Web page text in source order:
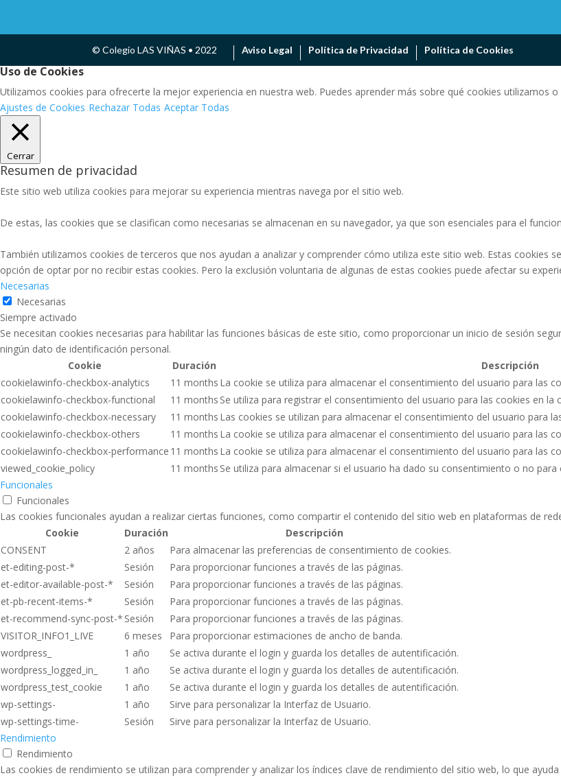
© Colegio LAS VIÑAS • 2022 Aviso Legal Política de Privacidad Política de Cookies
Uso de Cookies
Utilizamos cookies para ofrecerte la mejor experiencia en nuestra web. Puedes aprender más sobre qué cookies utilizamos
Ajustes de Cookies Rechazar Todas Aceptar Todas
Cerrar
Resumen de privacidad
Este sitio web utiliza cookies para mejorar su experiencia mientras navega por el sitio web.
De estas, las cookies que se clasifican como necesarias se almacenan en su navegador, ya que son esenciales para el
También utilizamos cookies de terceros que nos ayudan a analizar y comprender cómo utiliza este sitio web. Estas cookies
opción de optar por no recibir estas cookies. Pero la exclusión voluntaria de algunas de estas cookies puede afectar su
Necesarias
Necesarias
Siempre activado
Se necesitan cookies necesarias para habilitar las funciones básicas de este sitio, como proporcionar un inicio de sesión
ningún dato de identificación personal.
Cookie
Duración
Descripción
cookielawinfo-checkbox-analytics
11 months La cookie se utiliza para almacenar el consentimiento del usuario para las
cookielawinfo-checkbox-functional
11 months Se utiliza para registrar el consentimiento del usuario para las cookies en la
cookielawinfo-checkbox-necessary
11 months Las cookies se utilizan para almacenar el consentimiento del usuario para
cookielawinfo-checkbox-others
11 months La cookie se utiliza para almacenar el consentimiento del usuario para las
cookielawinfo-checkbox-performance 11 months La cookie se utiliza para almacenar el consentimiento del usuario para las
viewed_cookie_policy
11 months Se utiliza para almacenar si el usuario ha dado su consentimiento o no
Funcionales
Funcionales
Las cookies funcionales ayudan a realizar ciertas funciones, como compartir el contenido del sitio web en plataformas de
Cookie
Duración
Descripción
CONSENT
2 años
Para almacenar las preferencias de consentimiento de cookies.
et-editing-post-*
Sesión
Para proporcionar funciones a través de las páginas.
et-editor-available-post-*
Sesión
Para proporcionar funciones a través de las páginas.
et-pb-recent-items-*
Sesión
Para proporcionar funciones a través de las páginas.
et-recommend-sync-post-* Sesión
Para proporcionar funciones a través de las páginas.
VISITOR_INFO1_LIVE
6 meses
Para proporcionar estimaciones de ancho de banda.
wordpress_
1 año
Se activa durante el login y guarda los detalles de autentificación.
wordpress_logged_in_
1 año
Se activa durante el login y guarda los detalles de autentificación.
wordpress_test_cookie
1 año
Se activa durante el login y guarda los detalles de autentificación.
wp-settings-
1 año
Sirve para personalizar la Interfaz de Usuario.
wp-settings-time-
Sesión
Sirve para personalizar la Interfaz de Usuario.
Rendimiento
Rendimiento
Las cookies de rendimiento se utilizan para comprender y analizar los índices clave de rendimiento del sitio web, lo que